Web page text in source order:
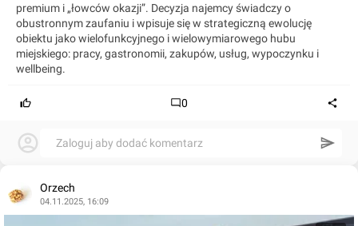
premium i „łowców okazji”. Decyzja najemcy świadczy o
obustronnym zaufaniu i wpisuje się w strategiczną ewolucję
obiektu jako wielofunkcyjnego i wielowymiarowego hubu
miejskiego: pracy, gastronomii, zakupów, usług, wypoczynku i
wellbeing.
0
Zaloguj aby dodać komentarz
Orzech
04.11.2025, 16:09